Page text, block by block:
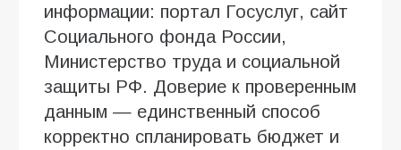
информации: портал Госуслуг, сайт
Социального фонда России,
Министерство труда и социальной
защиты РФ. Доверие к проверенным
данным — единственный способ
корректно спланировать бюджет и